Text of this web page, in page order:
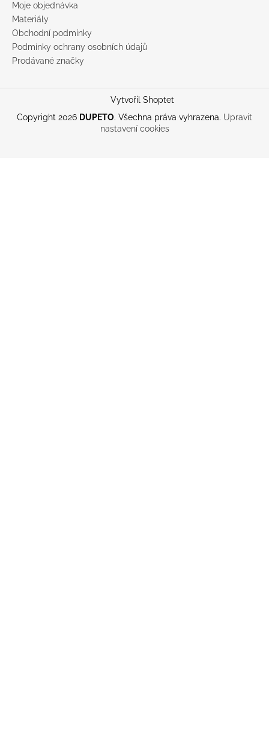
Moje objednávka
Materiály
Obchodní podmínky
Podmínky ochrany osobních údajů
Prodávané značky
Vytvořil Shoptet
Copyright 2026 DUPETO. Všechna práva vyhrazena. Upravit
nastavení cookies